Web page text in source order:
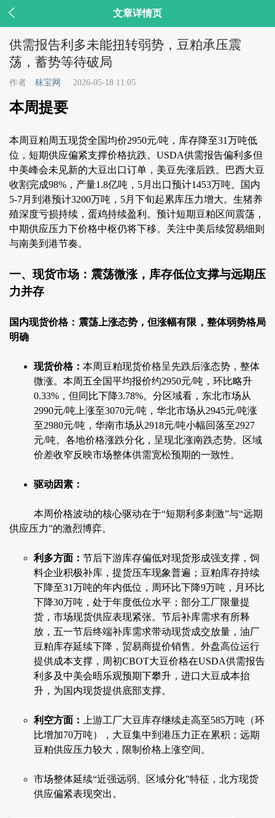
 文章详情页
供需报告利多未能扭转弱势，豆粕承压震
荡，蓄势等待破局
作者 秣宝网 2026-05-18 11:05
本周提要
本周豆粕周五现货全国均价2950元/吨，库存降至31万吨低
位，短期供应偏紧支撑价格抗跌。USDA供需报告偏利多但
中美峰会未见新的大豆出口订单，美豆先涨后跌。巴西大豆
收割完成98%，产量1.8亿吨，5月出口预计1453万吨。国内
5-7月到港预计3200万吨，5月下旬起累库压力增大。生猪养
殖深度亏损持续，蛋鸡持续盈利。预计短期豆粕区间震荡，
中期供应压力下价格中枢仍将下移。关注中美后续贸易细则
与南美到港节奏。
一、现货市场：震荡微涨，库存低位支撑与远期压
力并存
国内现货价格：震荡上涨态势，但涨幅有限，整体弱势格局
明确
现货价格： 本周豆粕现货价格呈先跌后涨态势，整体
微涨。本周五全国平均报价约2950元/吨，环比略升
0.33%，但同比下降3.78%。分区域看，东北市场从
2990元/吨上涨至3070元/吨，华北市场从2945元/吨涨
至2980元/吨，华南市场从2918元/吨小幅回落至2927
元/吨。各地价格涨跌分化，呈现北涨南跌态势。区域
价差收窄反映市场整体供需宽松预期的一致性。
驱动因素：
本周价格波动的核心驱动在于“短期利多刺激”与“远期
供应压力”的激烈博弈。
利多方面： 节后下游库存偏低对现货形成强支撑，饲
料企业积极补库，提货压车现象普遍；豆粕库存持续
下降至31万吨的年内低位，周环比下降9万吨，月环比
下降30万吨，处于年度低位水平；部分工厂限量提
货，市场现货供应表现紧张。节后补库需求有所释
放，五一节后终端补库需求带动现货成交放量，油厂
豆粕库存延续下降，贸易商提价销售。外盘高位运行
提供成本支撑，周初CBOT大豆价格在USDA供需报告
利多及中美会晤乐观预期下攀升，进口大豆成本抬
升，为国内现货提供底部支撑。
利空方面：
上游工厂大豆库存继续走高至585万吨（环
比增加70万吨），大豆集中到港压力正在累积；远期
豆粕供应压力较大，限制价格上涨空间。
市场整体延续“近强远弱、区域分化”特征，北方现货
供应偏紧表现突出。